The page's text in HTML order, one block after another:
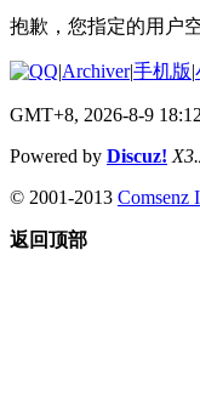
抱歉，您指定的用户
|Archiver|手机版|
GMT+8, 2026-8-9 18:12
Powered by Discuz!
© 2001-2013 Comsenz
返回顶部